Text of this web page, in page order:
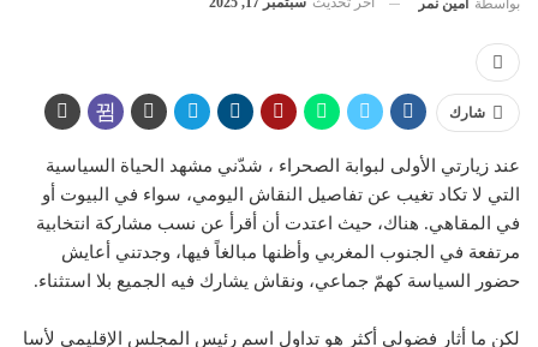
بواسطة أمين نمر
شارك
عند زيارتي الأولى لبوابة الصحراء ، شدّني مشهد الحياة السياسية
التي لا تكاد تغيب عن تفاصيل النقاش اليومي، سواء في البيوت أو
في المقاهي. هناك، حيث اعتدت أن أقرأ عن نسب مشاركة انتخابية
مرتفعة في الجنوب المغربي وأظنها مبالغاً فيها، وجدتني أعايش
حضور السياسة كهمّ جماعي، ونقاش يشارك فيه الجميع بلا استثناء.
لكن ما أثار فضولي أكثر هو تداول اسم رئيس المجلس الإقليمي لأسا